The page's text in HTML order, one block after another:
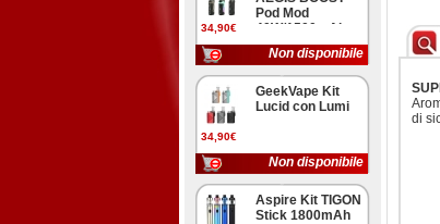
34,90€
Pod Mod
40W/1500mAh
Non disponibile
34,90€
GeekVape Kit
Lucid con Lumi
Non disponibile
Aspire Kit TIGON
Stick 1800mAh
di